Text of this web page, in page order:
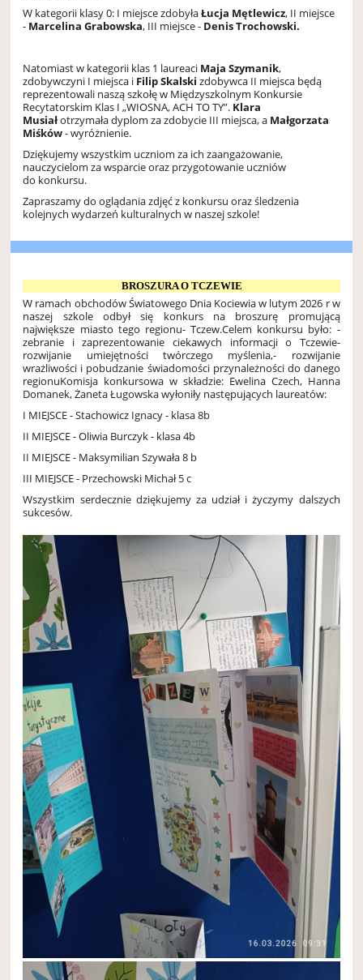
W kategorii klasy 0: I miejsce zdobyłaŁucja Mętlewicz, II miejsce
- Marcelina Grabowska, III miejsce - Denis Trochowski.
Natomiast w kategorii klas 1 laureaci Maja Szymanik,
zdobywczyni I miejsca i Filip Skalski zdobywca II miejsca będą
reprezentowali naszą szkołę w Międzyszkolnym Konkursie
Recytatorskim Klas I „WIOSNA, ACH TO TY”. Klara
Musiałotrzymała dyplom za zdobycie III miejsca, a Małgorzata
Miśków- wyróżnienie.
Dziękujemy wszystkim uczniom za ich zaangażowanie,
nauczycielom za wsparcie oraz przygotowanie uczniów
do konkursu.
Zapraszamy do oglądania zdjęć z konkursu oraz śledzenia
kolejnych wydarzeń kulturalnych w naszej szkole!
BROSZURA O TCZEWIE
W ramach obchodów Światowego Dnia Kociewia w lutym 2026 r w
naszej szkole odbył się konkurs na broszurę promującą
największe miasto tego regionu- Tczew.Celem konkursu było: -
zebranie i zaprezentowanie ciekawych informacji o Tczewie-
rozwijanie umiejętności twórczego myślenia,- rozwijanie
wrażliwości i pobudzanie świadomości przynależności do danego
regionuKomisja konkursowa w składzie: Ewelina Czech, Hanna
Domanek, Żaneta Ługowska wyłoniły następujących laureatów:
I MIEJSCE - Stachowicz Ignacy - klasa 8b
II MIEJSCE - Oliwia Burczyk - klasa 4b
II MIEJSCE - Maksymilian Szywała 8 b
III MIEJSCE - Przechowski Michał 5 c
Wszystkim serdecznie dziękujemy za udział i życzymy dalszych
sukcesów.